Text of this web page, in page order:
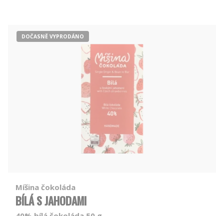
DOČASNĚ VYPRODÁNO
Míšina čokoláda
BÍLÁ S JAHODAMI